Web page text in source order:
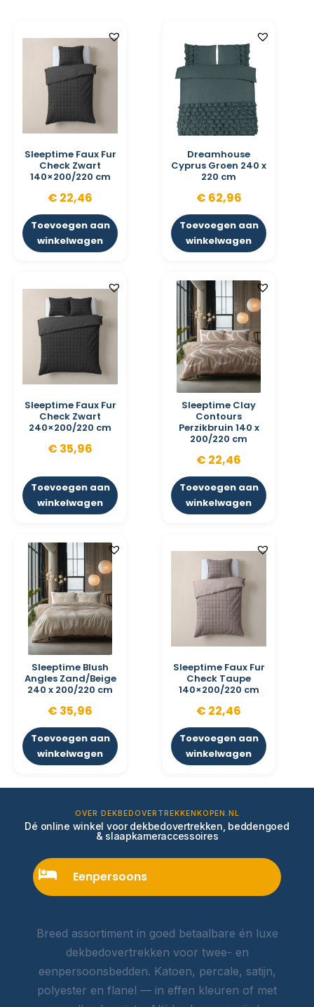
Sleeptime Faux Fur
Check Zwart
140×200/220 cm
€ 22,46
Toevoegen aan
winkelwagen
Dreamhouse
Cyprus Groen 240 x
220 cm
€ 62,96
Toevoegen aan
winkelwagen
Sleeptime Faux Fur
Check Zwart
240×200/220 cm
€ 35,96
Toevoegen aan
winkelwagen
Sleeptime Clay
Contours
Perzikbruin 140 x
200/220 cm
€ 22,46
Toevoegen aan
winkelwagen
Sleeptime Blush
Angles Zand/Beige
240 x 200/220 cm
€ 35,96
Toevoegen aan
winkelwagen
Sleeptime Faux Fur
Check Taupe
140×200/220 cm
€ 22,46
Toevoegen aan
winkelwagen
OVER DEKBEDOVERTREKKENKOPEN.NL
Dé online winkel voor dekbedovertrekken, beddengoed
& slaapkameraccessoires
Eenpersoons
Breed assortiment in goed betaalbare én luxe
dekbedovertrekken voor twee- en
eenpersoonsbedden. Katoen, percale, satijn,
polyester en flanel — in effen kleuren of met